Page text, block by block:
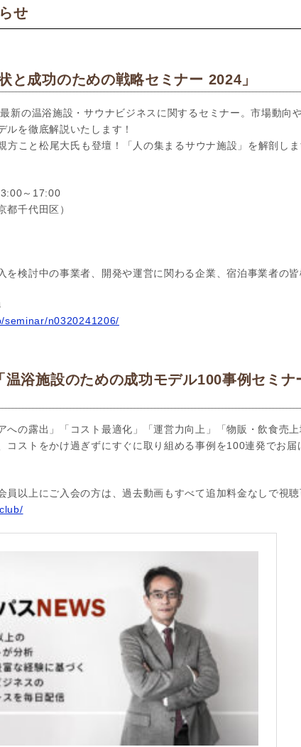
せ
成功のための戦略セミナー 2024」
新の温浴施設・サウナビジネスに関するセミナー。市場動向
ルを徹底解説いたします！
方こと松尾大氏も登壇！「人の集まるサウナ施設」を解剖しま
～17:00
都千代田区）
を検討中の事業者、開発や運営に関わる企業、宿泊事業者の皆
seminar/n0320241206/
浴施設のための成功モデル100事例セミナ
への露出」「コスト最適化」「運営力向上」「物販・飲食売
コストをかけ過ぎずにすぐに取り組める事例を100連発でお届
以上にご入会の方は、過去動画もすべて追加料金なしで視聴